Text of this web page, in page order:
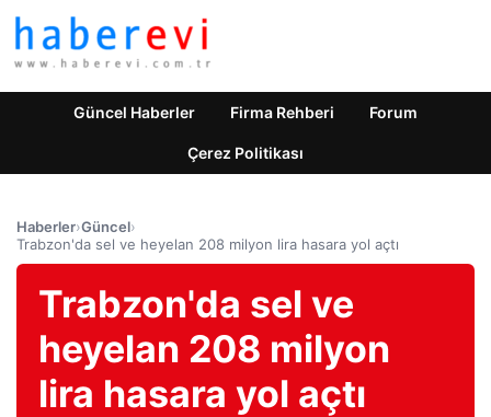
Güncel Haberler Firma Rehberi Forum
Çerez Politikası
Haberler›Güncel›
Trabzon'da sel ve heyelan 208 milyon lira hasara yol açtı
Trabzon'da sel ve
heyelan 208 milyon
lira hasara yol açtı